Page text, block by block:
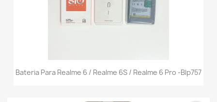
Bateria Para Realme 6 / Realme 6S / Realme 6 Pro -Blp757